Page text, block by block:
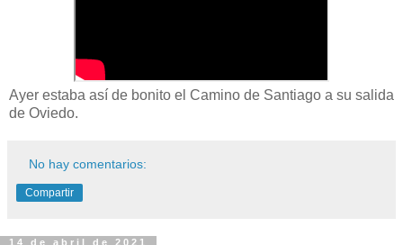
Ayer estaba así de bonito el Camino de Santiago a su salida
de Oviedo.
No hay comentarios:
Compartir
14 de abril de 2021